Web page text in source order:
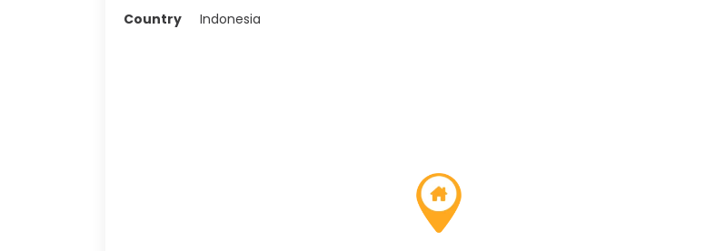
Country Indonesia